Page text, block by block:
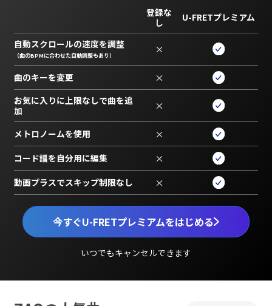
今すぐU-FRETプレミアムをはじめる
いつでもキャンセルできます
登録な
し
U-FRETプレミアム
自動スクロールの速度を調整
（曲のBPMに合わせた自動調整もあり） ×
曲のキーを変更 ×
お気に入りに上限なしで曲を追
加
×
メトロノームを使用 ×
コード譜を自分用に編集 ×
動画プラスでスキップ制限なし ×